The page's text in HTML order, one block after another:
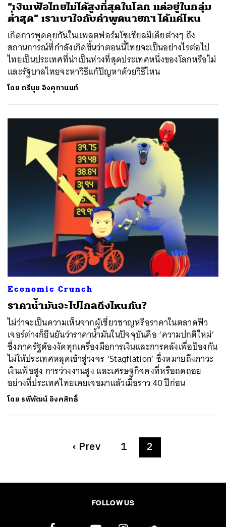
“เงินเฟ้อไทยไม่ได้สูงที่สุดในโลก แต่อยู่ในกลุ่ม
ต่ำสุด” เราเบาใจกับคำพูดนายกฯ ได้แค่ไหน
เกิดการพูดคุยกันในแพลตฟอร์มโซเชียลมีเดียต่างๆ ถึง
สถานการณ์ที่กำลังเกิดขึ้นว่าตอนนี้ไทยจะเป็นอย่างไรต่อไป
ไทยเป็นประเทศที่น่าเป็นห่วงที่สุดประเทศหนึ่งของโลกหรือไม่
และรัฐบาลไทยจะหาวิธีแก้ปัญหาด้วยวิธีไหน
โดย ตรีนุช อิงคุทานนท์
Economic Crunch
ราคาน้ำมันจะไปไกลถึงไหนกัน?
ไม่ว่าจะเป็นความเห็นจากผู้เชี่ยวชาญหรือราคาในตลาดฟิว
เจอร์ต่างก็ยืนยันว่าราคาน้ำมันในปัจจุบันคือ ‘ความปกติใหม่’
ซึ่งภาครัฐต้องงัดทุกเครื่องมือการเงินและการคลังเพื่อป้องกัน
ไม่ให้ประเทศหลุดเข้าสู่วงจร ‘Stagflation’ ซึ่งหมายถึงภาวะ
เงินเฟ้อสูง การว่างงานสูง และเศรษฐกิจคงที่หรือถดถอย
อย่างที่ประเทศไทยเคยเจอมาแล้วเมื่อราว 40 ปีก่อน
โดย รพีพัฒน์ อิงคสิทธิ์
‹ Prev 1 2
FOLLOW US